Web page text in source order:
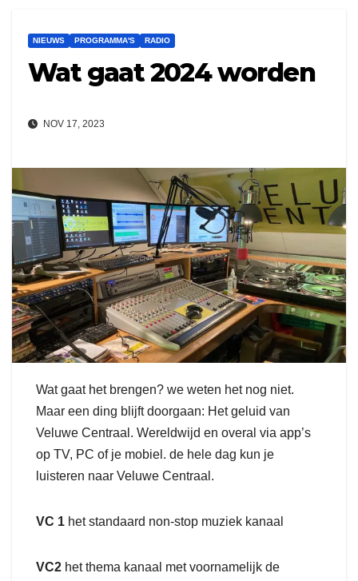
NIEUWS PROGRAMMA'S RADIO
Wat gaat 2024 worden
NOV 17, 2023
Wat gaat het brengen? we weten het nog niet.
Maar een ding blijft doorgaan: Het geluid van
Veluwe Centraal. Wereldwijd en overal via app’s
op TV, PC of je mobiel. de hele dag kun je
luisteren naar Veluwe Centraal.
VC 1 het standaard non-stop muziek kanaal
VC2 het thema kanaal met voornamelijk de